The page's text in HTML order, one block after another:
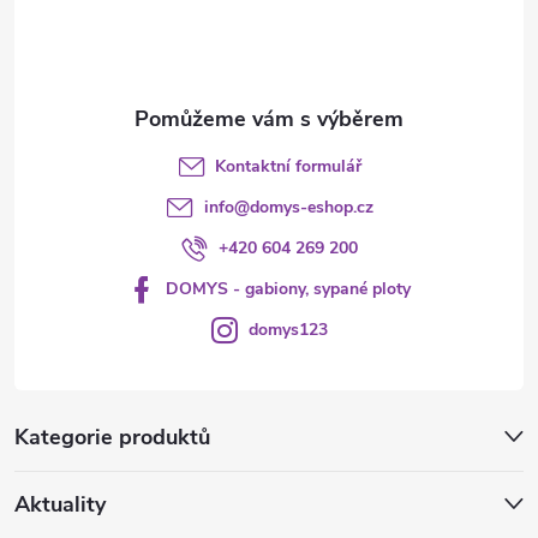
Kategorie produktů
Aktuality
Kontaktní formulář
info@domys-eshop.cz
+420 604 269 200
DOMYS - gabiony, sypané ploty
domys123